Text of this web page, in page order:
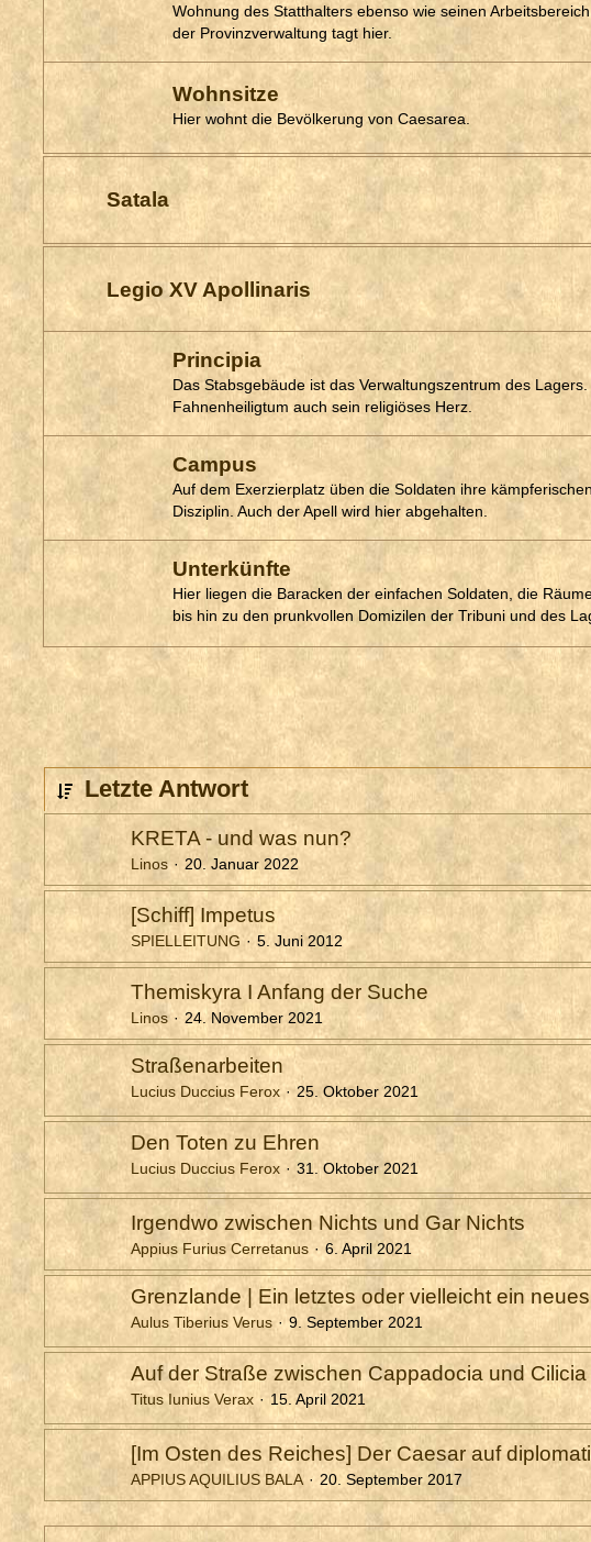
Wohnung des Statthalters ebenso wie seinen
der Provinzverwaltung tagt hier.
Wohnsitze
Hier wohnt die Bevölkerung von Caesarea.
Satala
Legio XV Apollinaris
Principia
Das Stabsgebäude ist das Verwaltungszentrum des
Fahnenheiligtum auch sein religiöses Herz.
Campus
Auf dem Exerzierplatz üben die Soldaten ihre
Disziplin. Auch der Apell wird hier abgehalten.
Unterkünfte
Hier liegen die Baracken der einfachen Soldaten, die
bis hin zu den prunkvollen Domizilen der Tribuni und des
Letzte Antwort
KRETA - und was nun?
Linos 20. Januar 2022
[Schiff] Impetus
SPIELLEITUNG 5. Juni 2012
Themiskyra I Anfang der Suche
Linos 24. November 2021
Straßenarbeiten
Lucius Duccius Ferox 25. Oktober 2021
Den Toten zu Ehren
Lucius Duccius Ferox 31. Oktober 2021
Irgendwo zwischen Nichts und Gar Nichts
Appius Furius Cerretanus 6. April 2021
Grenzlande | Ein letztes oder vielleicht ein
Aulus Tiberius Verus 9. September 2021
Auf der Straße zwischen Cappadocia und Cilicia
Titus Iunius Verax 15. April 2021
[Im Osten des Reiches] Der Caesar auf
APPIUS AQUILIUS BALA 20. September 2017